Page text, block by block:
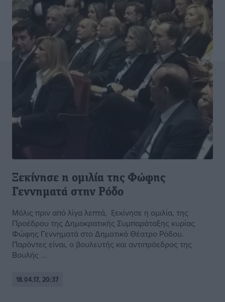
Ξεκίνησε η ομιλία της Φώφης
Γεννηματά στην Ρόδο
Μόλις πριν από λίγα λεπτά, ξεκίνησε η ομιλία, της
Προέδρου της Δημοκρατικής Συμπαράταξης κυρίας
Φώφης Γεννηματά στο Δημοτικό Θέατρο Ρόδου.
Παρόντες είναι, ο βουλευτής και αντιπρόεδρος της
Βουλής ...
18.04.17, 20:37